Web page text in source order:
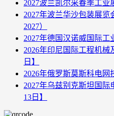
2027波兰凯尔采春季工业
2027年波兰华沙包装展览
2027）
2027年德国汉诺威国际工
2026年印尼国际工程机械
日】
2026年俄罗斯莫斯科电网
2027年乌兹别克斯坦国际
13日】